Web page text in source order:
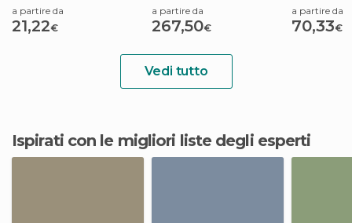
a partire da
21,22€
a partire da
267,50€
a partire da
70,33€
Vedi tutto
Ispirati con le migliori liste degli esperti